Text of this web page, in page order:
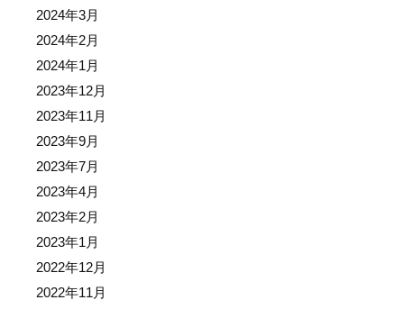
2024年3月
2024年2月
2024年1月
2023年12月
2023年11月
2023年9月
2023年7月
2023年4月
2023年2月
2023年1月
2022年12月
2022年11月